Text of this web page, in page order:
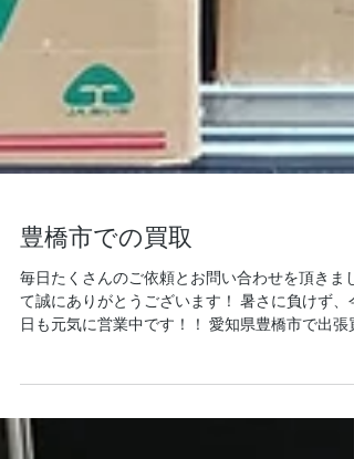
豊橋市での買取
毎日たくさんのご依頼とお問い合わせを頂きまし
て誠にありがとうございます！ 暑さに負けず、今